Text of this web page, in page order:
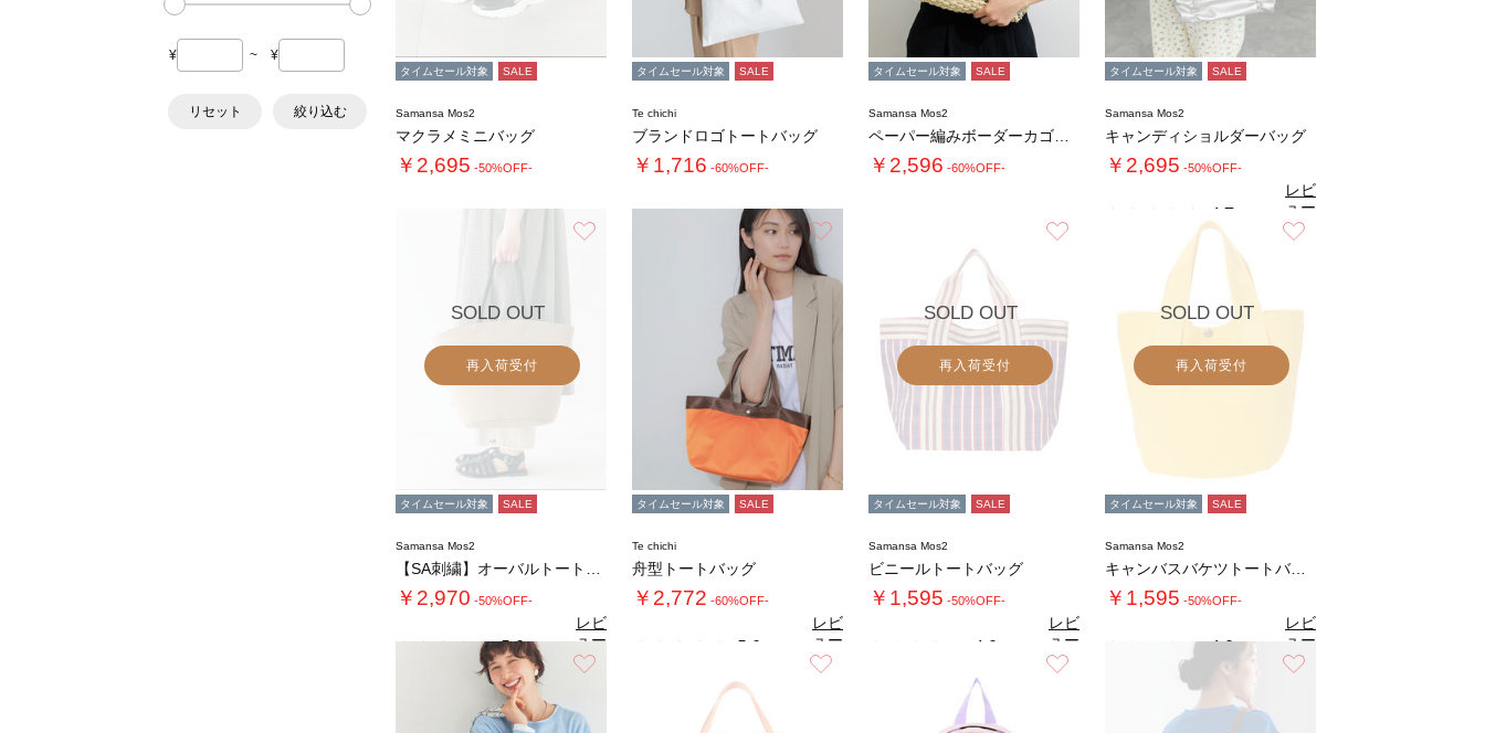
¥ ~ ¥
リセット 絞り込む
タイムセール対象 SALE
Samansa Mos2
マクラメミニバッグ
￥2,695 -50%OFF-
タイムセール対象 SALE
Te chichi
ブランドロゴトートバッグ
￥1,716 -60%OFF-
タイムセール対象 SALE
Samansa Mos2
￥2,596 -60%OFF-
タイムセール対象 SALE
Samansa Mos2
キャンディショルダーバッグ
￥2,695 -50%OFF-
4.7
レビ
ュー
を見
る
SOLD OUT
再入荷受付
タイムセール対象 SALE
Samansa Mos2
￥2,970 -50%OFF-
5.0（1）
レビ
ュー
を見
る
タイムセール対象 SALE
Te chichi
舟型トートバッグ
￥2,772 -60%OFF-
5.0
レビ
ュー
を見
る
SOLD OUT
再入荷受付
タイムセール対象 SALE
Samansa Mos2
ビニールトートバッグ
￥1,595 -50%OFF-
4.0
レビ
ュー
を見
る
SOLD OUT
再入荷受付
タイムセール対象 SALE
Samansa Mos2
キャンバスバケツトートバッグ
￥1,595 -50%OFF-
4.0（1）
レビ
ュー
を見
る